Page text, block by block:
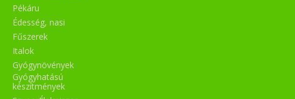
Pékáru
Édesség, nasi
Fűszerek
Italok
Gyógynövények
Gyógyhatású
készítmények